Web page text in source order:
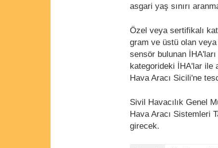
asgari yaş sınırı
Özel veya sertifikalı
gram ve üstü olan
sensör bulunan
kategorideki İHA'lar ile
Hava Aracı Sicili'ne
Sivil Havacılık Genel
Hava Aracı Sistemleri
girecek.